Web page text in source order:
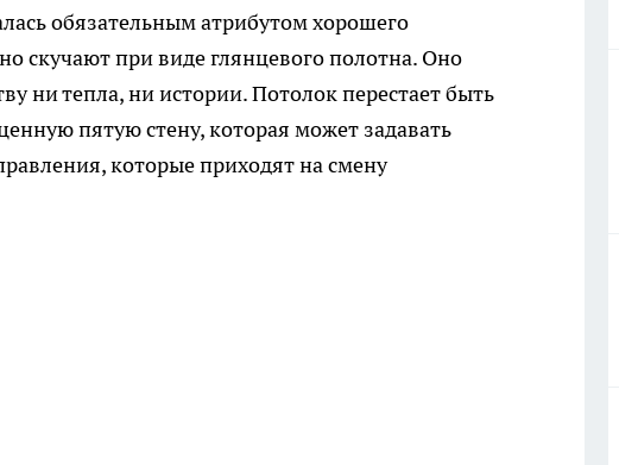
обязательным атрибутом хорошего
скучают при виде глянцевого полотна. Оно
ни тепла, ни истории. Потолок перестает быть
пятую стену, которая может задавать
которые приходят на смену